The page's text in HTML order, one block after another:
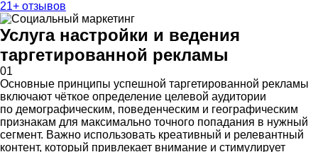
21+ отзывов
Услуга настройки и ведения
таргетированной рекламы
01
Основные принципы успешной таргетированной рекламы
включают чёткое определение целевой аудитории
по демографическим, поведенческим и географическим
признакам для максимально точного попадания в нужный
сегмент. Важно использовать креативный и релевантный
контент, который привлекает внимание и стимулирует